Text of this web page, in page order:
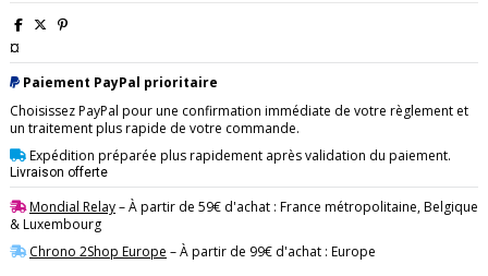
¤
Paiement PayPal prioritaire
Choisissez PayPal pour une confirmation immédiate de votre règlement et
un traitement plus rapide de votre commande.
Expédition préparée plus rapidement après validation du paiement.
Livraison offerte
Mondial Relay– À partir de 59€ d'achat : France métropolitaine, Belgique
& Luxembourg
Chrono 2Shop Europe – À partir de 99€ d'achat : Europe